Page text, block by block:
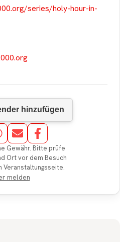
series/holy-hour-in-
Gewähr. Bitte prüfe
Ort vor dem Besuch
Veranstaltungsseite.
melden